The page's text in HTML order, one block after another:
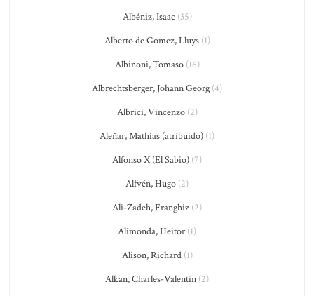
Albéniz, Isaac (35)
Alberto de Gomez, Lluys(1)
Albinoni, Tomaso(16)
Albrechtsberger, Johann Georg (4)
Albrici, Vincenzo(2)
Aleñar, Mathías (atribuido) (1)
Alfonso X (El Sabio) (7)
Alfvén, Hugo (2)
Ali-Zadeh, Franghiz (2)
Alimonda, Heitor (1)
Alison, Richard(1)
Alkan, Charles-Valentin (2)